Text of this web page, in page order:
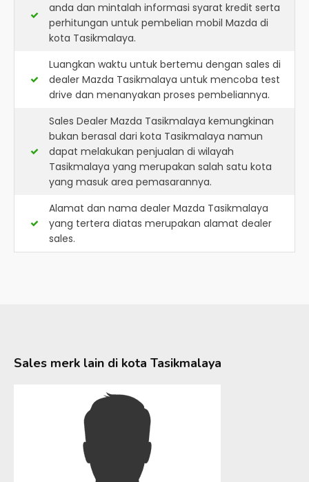
anda dan mintalah informasi syarat kredit serta
perhitungan untuk pembelian mobil Mazda di
kota Tasikmalaya.
Luangkan waktu untuk bertemu dengan sales di
dealer Mazda Tasikmalaya untuk mencoba test
drive dan menanyakan proses pembeliannya.
Sales Dealer Mazda Tasikmalaya kemungkinan
bukan berasal dari kota Tasikmalaya namun
dapat melakukan penjualan di wilayah
Tasikmalaya yang merupakan salah satu kota
yang masuk area pemasarannya.
Alamat dan nama dealer Mazda Tasikmalaya
yang tertera diatas merupakan alamat dealer
sales.
Sales merk lain di kota Tasikmalaya